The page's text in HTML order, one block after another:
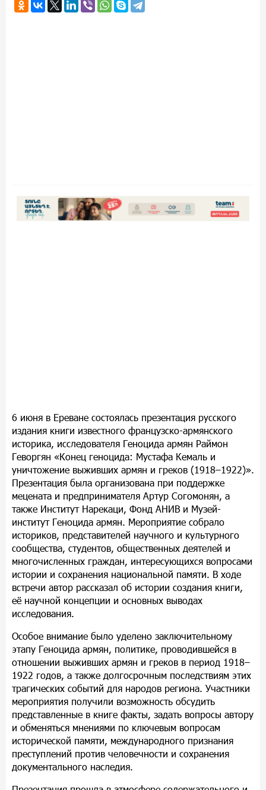
6 июня в Ереване состоялась презентация русского
издания книги известного французско-армянского
историка, исследователя Геноцида армян Раймон
Геворгян «Конец геноцида: Мустафа Кемаль и
уничтожение выживших армян и греков (1918–1922)».
Презентация была организована при поддержке
мецената и предпринимателя Артур Согомонян, а
также Институт Нарекаци, Фонд АНИВ и Музей-
институт Геноцида армян. Мероприятие собрало
историков, представителей научного и культурного
сообщества, студентов, общественных деятелей и
многочисленных граждан, интересующихся вопросами
истории и сохранения национальной памяти. В ходе
встречи автор рассказал об истории создания книги,
её научной концепции и основных выводах
исследования.
Особое внимание было уделено заключительному
этапу Геноцида армян, политике, проводившейся в
отношении выживших армян и греков в период 1918–
1922 годов, а также долгосрочным последствиям этих
трагических событий для народов региона. Участники
мероприятия получили возможность обсудить
представленные в книге факты, задать вопросы автору
и обменяться мнениями по ключевым вопросам
исторической памяти, международного признания
преступлений против человечности и сохранения
документального наследия.